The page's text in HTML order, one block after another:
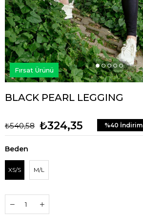
Fırsat Ürünü
BLACK PEARL LEGGING
₺540,58 ₺324,35 %40 İndirim
Beden
XS/S M/L